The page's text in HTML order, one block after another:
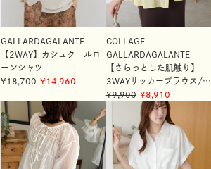
GALLARDAGALANTE
【2WAY】カシュクールロ
ーンシャツ
18,700
14,960
COLLAGE
GALLARDAGALANTE
【さらっとした肌触り】
3WAYサッカーブラウス/ロ
ングシーズン着れる
9,900 8,910